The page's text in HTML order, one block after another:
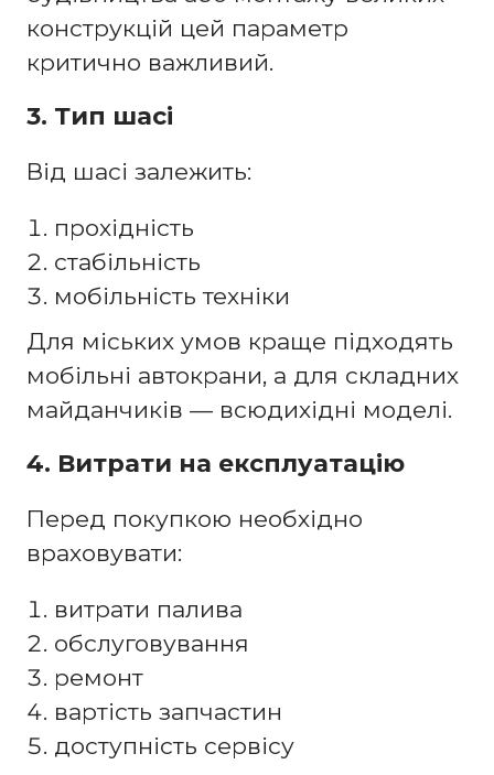
конструкцій цей параметр
критично важливий.
3. Тип шасі
Від шасі залежить:
прохідність
стабільність
мобільність техніки
Для міських умов краще підходять
мобільні автокрани, а для складних
майданчиків — всюдихідні моделі.
4. Витрати на експлуатацію
Перед покупкою необхідно
враховувати:
витрати палива
обслуговування
ремонт
вартість запчастин
доступність сервісу